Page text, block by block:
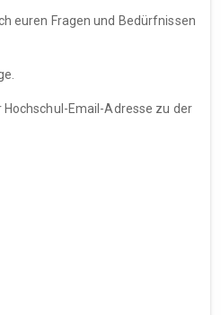
euren Fragen und Bedürfnissen
Email-Adresse zu der